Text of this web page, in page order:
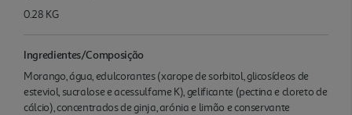
0.28 KG
Ingredientes/Composição
Morango, água, edulcorantes (xarope de sorbitol, glicosídeos de
esteviol, sucralose e acessulfame K), gelificante (pectina e cloreto de
cálcio), concentrados de ginja, arónia e limão e conservante